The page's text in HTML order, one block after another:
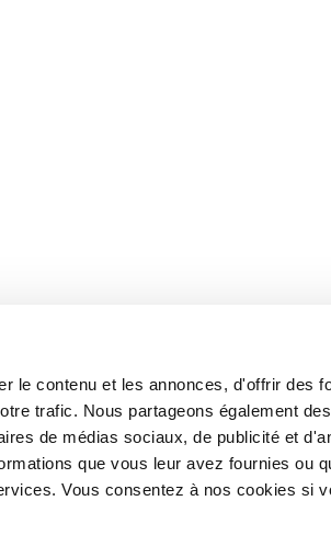
le contenu et les annonces, d'offrir des
trafic. Nous partageons également
de médias sociaux, de publicité et
que vous leur avez fournies ou
Vous consentez à nos cookies si